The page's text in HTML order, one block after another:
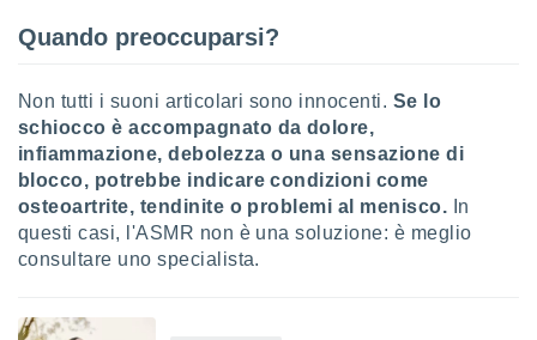
Quando preoccuparsi?
Non tutti i suoni articolari sono innocenti. Se lo
schiocco è accompagnato da dolore,
infiammazione, debolezza o una sensazione di
blocco, potrebbe indicare condizioni come
osteoartrite, tendinite o problemi al menisco. In
questi casi, l'ASMR non è una soluzione: è meglio
consultare uno specialista.